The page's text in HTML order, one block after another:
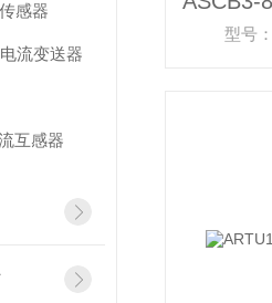
感器
流变送器
互感器
型号